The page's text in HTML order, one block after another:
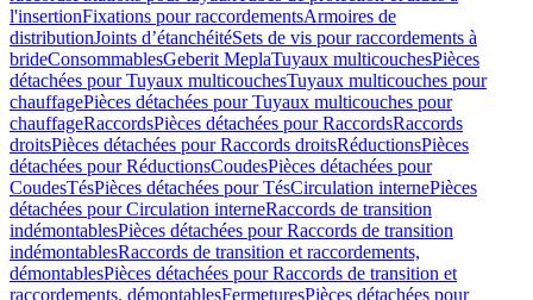
l'insertionFixations pour raccordementsArmoires de
distributionJoints d’étanchéitéSets de vis pour raccordements à
brideConsommablesGeberit MeplaTuyaux multicouchesPièces
détachées pour Tuyaux multicouchesTuyaux multicouches pour
chauffagePièces détachées pour Tuyaux multicouches pour
chauffageRaccordsPièces détachées pour RaccordsRaccords
droitsPièces détachées pour Raccords droitsRéductionsPièces
détachées pour RéductionsCoudesPièces détachées pour
CoudesTésPièces détachées pour TésCirculation internePièces
détachées pour Circulation interneRaccords de transition
indémontablesPièces détachées pour Raccords de transition
indémontablesRaccords de transition et raccordements,
démontablesPièces détachées pour Raccords de transition et
raccordements, démontablesFermeturesPièces détachées pour